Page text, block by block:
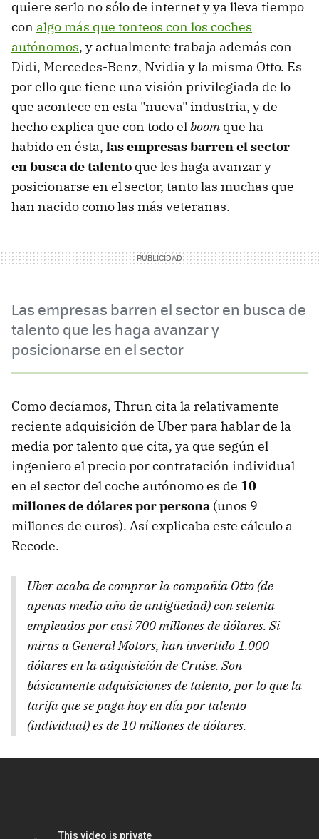
quiere serlo no sólo de internet y ya lleva tiempo
con algo más que tonteos con los coches
autónomos, y actualmente trabaja además con
Didi, Mercedes-Benz, Nvidia y la misma Otto. Es
por ello que tiene una visión privilegiada de lo
que acontece en esta "nueva" industria, y de
hecho explica que con todo elboom que ha
habido en ésta, las empresas barren el sector
en busca de talento que les haga avanzar y
posicionarse en el sector, tanto las muchas que
han nacido como las más veteranas.
Las empresas barren el sector en busca de
talento que les haga avanzar y
posicionarse en el sector
Como decíamos, Thrun cita la relativamente
reciente adquisición de Uber para hablar de la
media por talento que cita, ya que según el
ingeniero el precio por contratación individual
en el sector del coche autónomo es de 10
millones de dólares por persona (unos 9
millones de euros). Así explicaba este cálculo a
Recode.
Uber acaba de comprar la compañía Otto (de
apenas medio año de antigüedad) con setenta
empleados por casi 700 millones de dólares. Si
miras a General Motors, han invertido 1.000
dólares en la adquisición de Cruise. Son
básicamente adquisiciones de talento, por lo que la
tarifa que se paga hoy en día por talento
(individual) es de 10 millones de dólares.